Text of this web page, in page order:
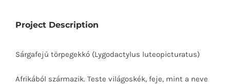
Project Description
Sárgafejű törpegekkó (Lygodactylus luteopicturatus)
Afrikából származik. Teste világoskék, feje, mint a neve